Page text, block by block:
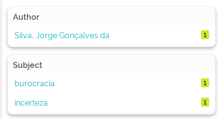
Author
Silva, Jorge Gonçalves da
1
Subject
burocracia
1
incerteza 1